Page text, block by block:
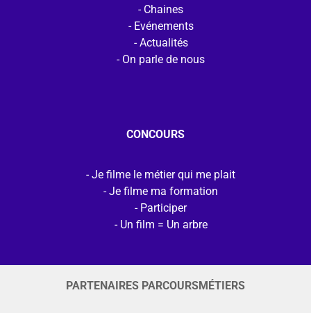
Chaines
Evénements
Actualités
On parle de nous
CONCOURS
Je filme le métier qui me plait
Je filme ma formation
Participer
Un film = Un arbre
PARTENAIRES PARCOURSMÉTIERS